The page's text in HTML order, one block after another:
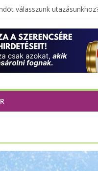
A mosó- és
energia mindenki számára
amit szívesen
ládák Indiából